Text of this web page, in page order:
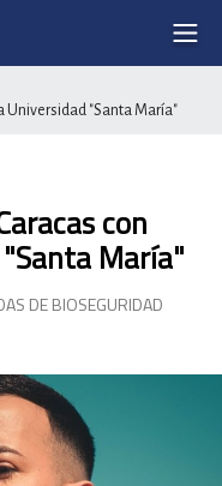
Universidad "Santa María"
con
María"
DE BIOSEGURIDAD